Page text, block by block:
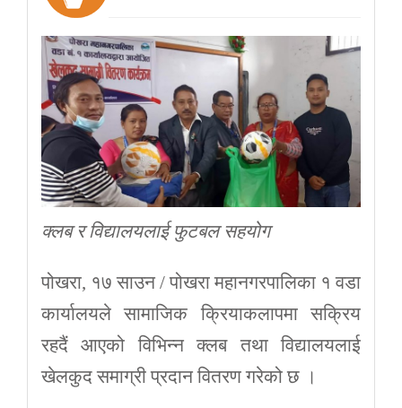
क्लब र विद्यालयलाई फुटबल सहयोग
पोखरा, १७ साउन / पोखरा महानगरपालिका १ वडा
कार्यालयले सामाजिक क्रियाकलापमा सक्रिय
रहदैं आएको विभिन्न क्लब तथा विद्यालयलाई
खेलकुद समाग्री प्रदान वितरण गरेको छ ।